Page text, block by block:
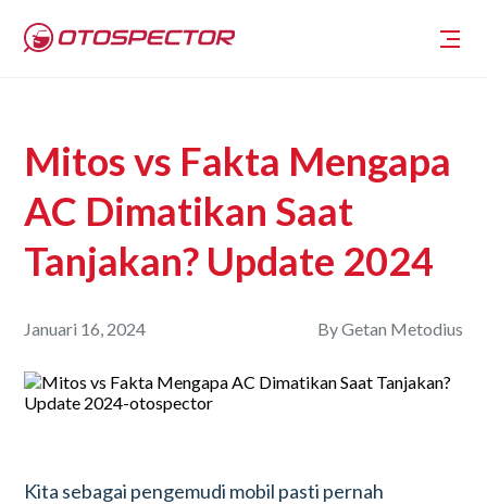
Mitos vs Fakta Mengapa
AC Dimatikan Saat
Tanjakan? Update 2024
Januari 16, 2024 ByGetan Metodius
Kita sebagai pengemudi mobil pasti pernah